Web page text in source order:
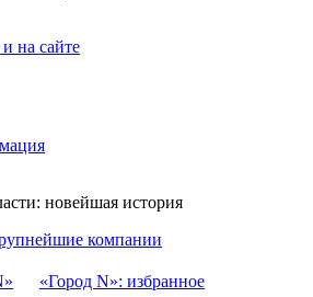
и на сайте
новейшая история
компании
«Город N»: избранное